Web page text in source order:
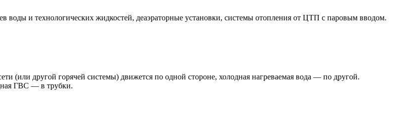
и технологических жидкостей, деаэраторные установки, системы отопления от ЦТП с паровым вводом.
(или другой горячей системы) движется по одной стороне, холодная нагреваемая вода — по другой.
ГВС — в трубки.